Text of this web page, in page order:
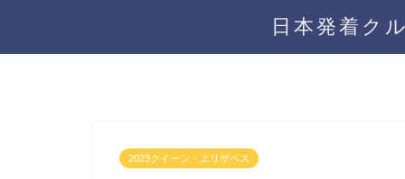
日本発着ク
2023クイーン・エリザベス